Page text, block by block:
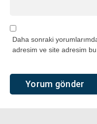
Daha sonraki
adresim ve site adresim bu